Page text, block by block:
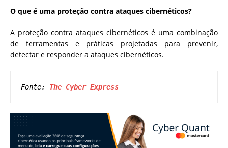
O que é uma proteção contra ataques cibernéticos?
A proteção contra ataques cibernéticos é uma combinação
de ferramentas e práticas projetadas para prevenir,
detectar e responder a ataques cibernéticos.
Fonte: The Cyber Express